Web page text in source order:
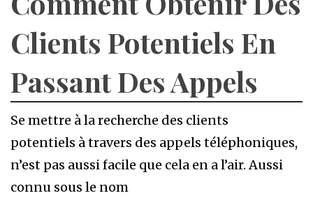
Clients Potentiels En
Passant Des Appels
Se mettre à la recherche des clients
potentiels à travers des appels téléphoniques,
n’est pas aussi facile que cela en a l’air. Aussi
connu sous le nom